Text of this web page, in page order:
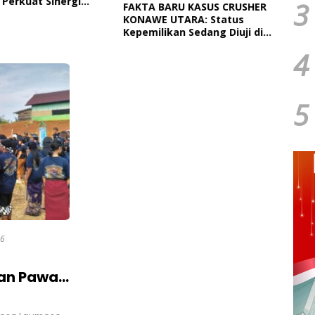
FAKTA BARU KASUS CRUSHER
KONAWE UTARA: Status
Kepemilikan Sedang Diuji di
Pawai
3
4
5